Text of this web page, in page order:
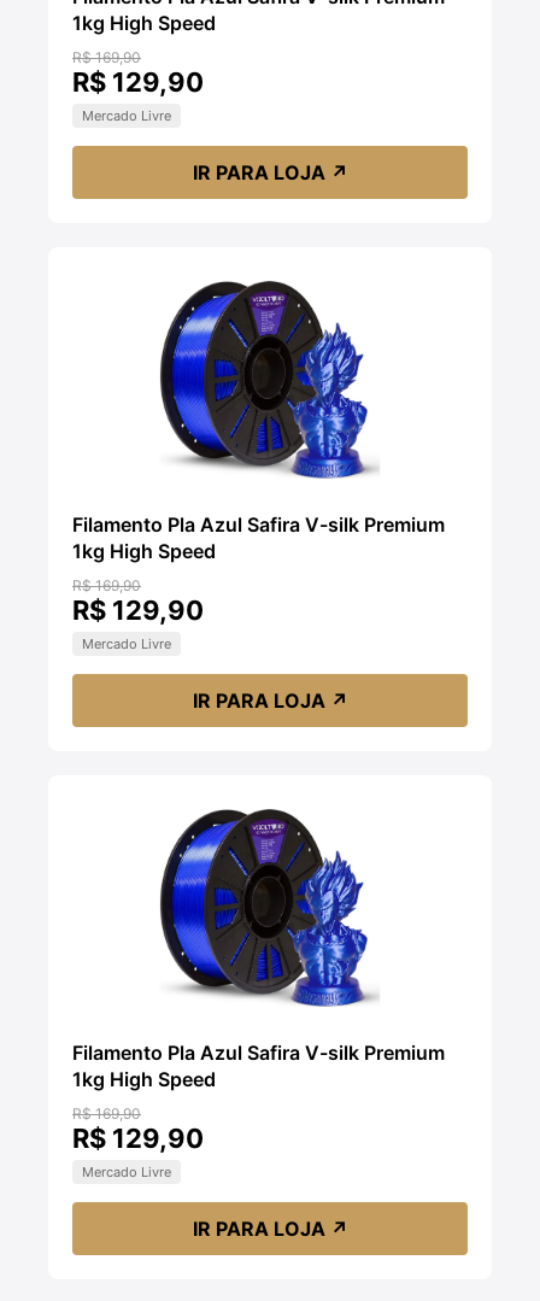
1kg High Speed
R$ 169,90
R$ 129,90
Mercado Livre
IR PARA LOJA ↗
Filamento Pla Azul Safira V-silk Premium
1kg High Speed
R$ 169,90
R$ 129,90
Mercado Livre
IR PARA LOJA ↗
Filamento Pla Azul Safira V-silk Premium
1kg High Speed
R$ 169,90
R$ 129,90
Mercado Livre
IR PARA LOJA ↗